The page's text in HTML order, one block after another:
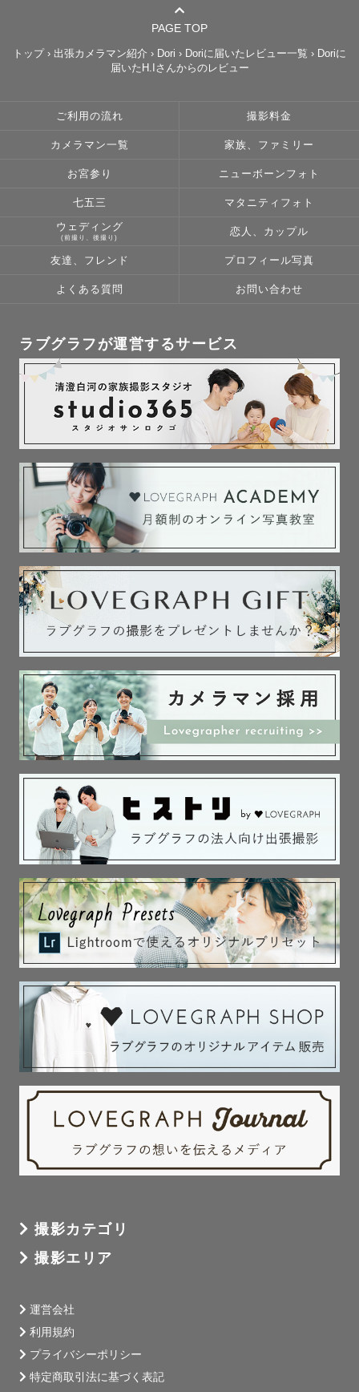
ーーーーーーーーーーーーーーーーーーーーーーーーーー
ーー
はじめは娘の成長記録を残したいと思いカメラを買いまし
写真を撮った友人たちに喜んでもらえて、カメラの魅力に
はまって、”もっとたくさんの人に喜んでもらいたい””幸せ
を残すお手伝いがしたい”という想いが強くなり、カメラマ
お子さんは”笑顔””泣き顔””変顔”当たり前に見ることができ
る表情でも
成長していくと少しずつ違っていきます。
私も、娘が大きくなった時に一緒に写真を見て、”幸せな瞬
間を思い出して、一緒に笑っていきたい”と思っています。
もちろん、家族やパートナー、友人など大切な人たちと
も。
あたりまえで大切な日々を一緒に残していきましょう☺️💫
皆様にお会いできる日を楽しみにしております
【得意なジャンル】
📸ファミリー撮影
お子様と接するお仕事もしているため、七五三・お宮参
り・バースデーフォト等、ファミリー撮影全般が得意で
す！
直し可能です😊
お子様のペースに合わせながら、一緒に遊びながら最高の
表情を引き出します！
すぐに海に行ける距離で育ってきました🪼
海ならではの壮大さ、キラキラ感など
海という最高のロケーションで最高のカタチを残していき
ます
【ご確認事項】
＊ご依頼いただいた日程・お時間でも移動等の関係でお伺
＊交通費が往復¥3,000を超える場合は、超過分の交通費を
によっては可能な場合もございますのでご相談ください。
PAGE TOP
トップ › 出張カメラマン紹介 › Dori › Doriに届いたレビュー一覧 › Doriに
届いたH.Iさんからのレビュー
ご利用の流れ 撮影料金
カメラマン一覧 家族、ファミリー
お宮参り ニューボーンフォト
七五三 マタニティフォト
ウェディング
(前撮り、後撮り)
恋人、カップル
友達、フレンド プロフィール写真
よくある質問 お問い合わせ
ラブグラフが運営するサービス
撮影カテゴリ
撮影エリア
運営会社
利用規約
プライバシーポリシー
特定商取引法に基づく表記